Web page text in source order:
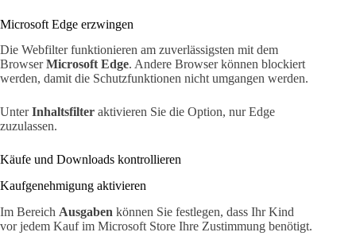
Microsoft Edge erzwingen
Die Webfilter funktionieren am zuverlässigsten mit dem
BrowserMicrosoft Edge. Andere Browser können blockiert
werden, damit die Schutzfunktionen nicht umgangen werden.
UnterInhaltsfilter aktivieren Sie die Option, nur Edge
zuzulassen.
Käufe und Downloads kontrollieren
Kaufgenehmigung aktivieren
Im Bereich Ausgaben können Sie festlegen, dass Ihr Kind
vor jedem Kauf im Microsoft Store Ihre Zustimmung benötigt.